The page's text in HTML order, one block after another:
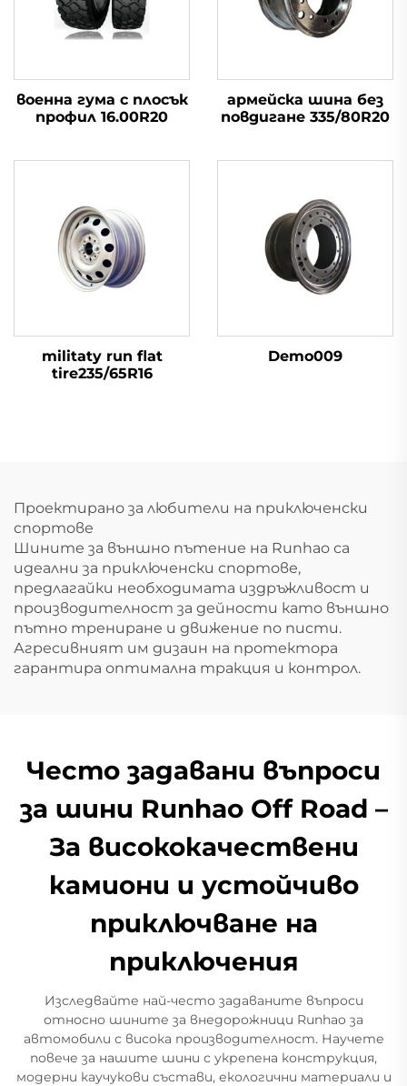
военна гума с плосък
профил 16.00R20
армейска шина без
повдигане 335/80R20
militaty run flat
tire235/65R16
Demo009
Проектирано за любители на приключенски
спортове
Шините за външно пътение на Runhao са
идеални за приключенски спортове,
предлагайки необходимата издръжливост и
производителност за дейности като външно
пътно трениране и движение по писти.
Агресивният им дизаин на протектора
гарантира оптимална тракция и контрол.
Често задавани въпроси
за шини Runhao Off Road –
За висококачествени
камиони и устойчиво
приключване на
приключения
Изследвайте най-често задаваните въпроси
относно шините за внедорожници Runhao за
автомобили с висока производителност. Научете
повече за нашите шини с укрепена конструкция,
модерни каучукови състави, екологични материали и